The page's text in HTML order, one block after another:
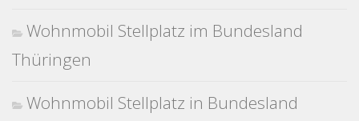
Wohnmobil Stellplatz im Bundesland
Thüringen
Wohnmobil Stellplatz in Bundesland